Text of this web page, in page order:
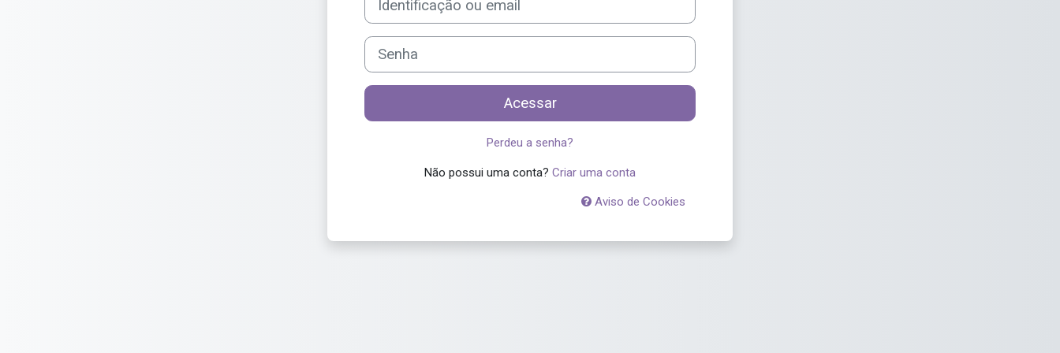
Senha
Acessar
Perdeu a senha?
Não possui uma conta? Criar uma conta
Aviso de Cookies